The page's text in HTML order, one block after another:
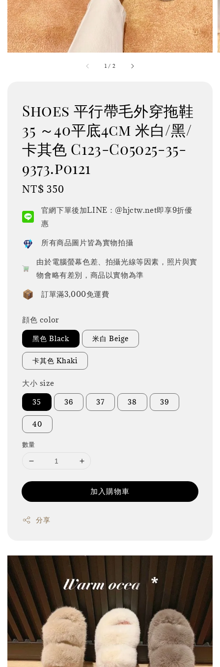
1 / 2
Shoes 平行帶毛外穿拖鞋
35 ～40平底4cm 米白/黑/
卡其色 C123-C05025-35-
9373.p0121
Regular
NT$ 350
官網下單後加LINE：@hjctw.net即享9折優
惠
所有商品圖片皆為實物拍攝
由於電腦螢幕色差、拍攝光線等因素，照片與實
物會略有差別，商品以實物為準
訂單滿3,000免運費
顔色 color
黑色 Black 米白 Beige
卡其色 Khaki
大小 size
35 36 37 38 39
40
數量
加入購物車
分享